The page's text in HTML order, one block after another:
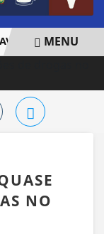
E PALMASMENU
NO